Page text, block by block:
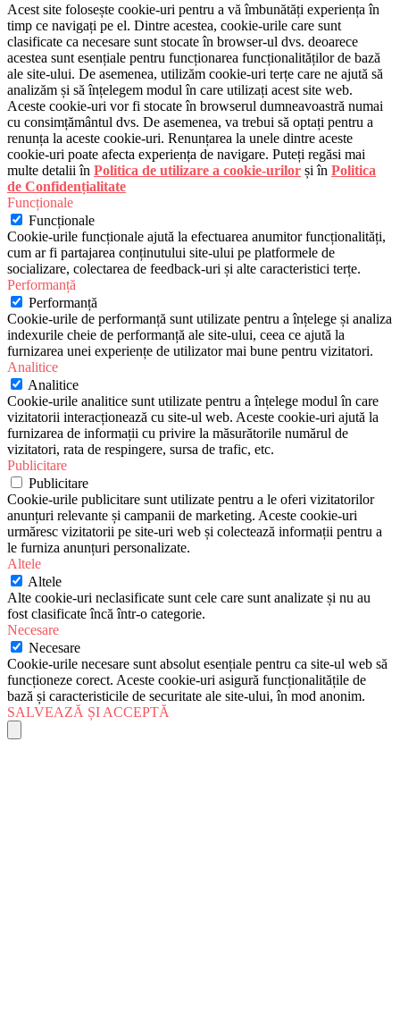
Acest site folosește cookie-uri pentru a vă îmbunătăți experiența în
timp ce navigați pe el. Dintre acestea, cookie-urile care sunt
clasificate ca necesare sunt stocate în browser-ul dvs. deoarece
acestea sunt esențiale pentru funcționarea funcționalităților de bază
ale site-ului. De asemenea, utilizăm cookie-uri terțe care ne ajută să
analizăm și să înțelegem modul în care utilizați acest site web.
Aceste cookie-uri vor fi stocate în browserul dumneavoastră numai
cu consimțământul dvs. De asemenea, va trebui să optați pentru a
renunța la aceste cookie-uri. Renunțarea la unele dintre aceste
cookie-uri poate afecta experiența de navigare. Puteți regăsi mai
multe detalii în Politica de utilizare a cookie-urilor și în Politica
de Confidențialitate
Funcționale
Funcționale
Cookie-urile funcționale ajută la efectuarea anumitor funcționalități,
cum ar fi partajarea conținutului site-ului pe platformele de
socializare, colectarea de feedback-uri și alte caracteristici terțe.
Performanță
Performanță
Cookie-urile de performanță sunt utilizate pentru a înțelege și analiza
indexurile cheie de performanță ale site-ului, ceea ce ajută la
furnizarea unei experiențe de utilizator mai bune pentru vizitatori.
Analitice
Analitice
Cookie-urile analitice sunt utilizate pentru a înțelege modul în care
vizitatorii interacționează cu site-ul web. Aceste cookie-uri ajută la
furnizarea de informații cu privire la măsurătorile numărul de
vizitatori, rata de respingere, sursa de trafic, etc.
Publicitare
Publicitare
Cookie-urile publicitare sunt utilizate pentru a le oferi vizitatorilor
anunțuri relevante și campanii de marketing. Aceste cookie-uri
urmăresc vizitatorii pe site-uri web și colectează informații pentru a
le furniza anunțuri personalizate.
Altele
Altele
Alte cookie-uri neclasificate sunt cele care sunt analizate și nu au
fost clasificate încă într-o categorie.
Necesare
Necesare
Cookie-urile necesare sunt absolut esențiale pentru ca site-ul web să
funcționeze corect. Aceste cookie-uri asigură funcționalitățile de
bază și caracteristicile de securitate ale site-ului, în mod anonim.
SALVEAZĂ ȘI ACCEPTĂ